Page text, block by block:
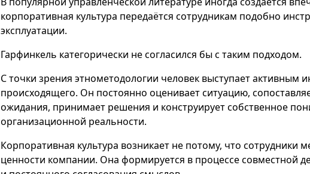
корпоративная культура передаётся сотрудникам подобно
эксплуатации.
Гарфинкель категорически не согласился бы с таким подходом.
С точки зрения этнометодологии человек выступает активным
происходящего. Он постоянно оценивает ситуацию,
ожидания, принимает решения и конструирует собственное
организационной реальности.
Корпоративная культура возникает не потому, что сотрудники
ценности компании. Она формируется в процессе совместной